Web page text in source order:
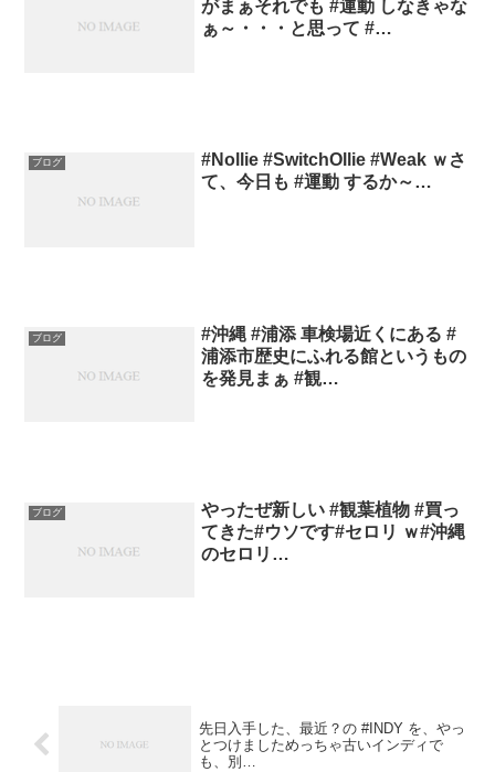
がまぁそれでも #運動 しなきゃな
ぁ～・・・と思って #…
ブログ
#Nollie #SwitchOllie #Weak ｗさ
て、今日も #運動 するか～…
ブログ
#沖縄 #浦添 車検場近くにある #
浦添市歴史にふれる館というもの
を発見まぁ #観…
ブログ
やったぜ新しい #観葉植物 #買っ
てきた#ウソです#セロリ ｗ#沖縄
のセロリ…
先日入手した、最近？の #INDY を、やっ
とつけましためっちゃ古いインディで
も、別…